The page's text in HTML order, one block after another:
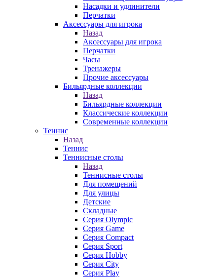
Насадки и удлинители
Перчатки
Аксессуары для игрока
Назад
Аксессуары для игрока
Перчатки
Часы
Тренажеры
Прочие аксессуары
Бильярдные коллекции
Назад
Бильярдные коллекции
Классические коллекции
Современные коллекции
Теннис
Назад
Теннис
Теннисные столы
Назад
Теннисные столы
Для помещений
Для улицы
Детские
Складные
Серия Olympic
Серия Game
Серия Compact
Серия Sport
Серия Hobby
Серия City
Серия Play